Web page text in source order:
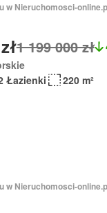
w Nieruchomosci-
1 199 000 zł
Łazienki
220 m²
w Nieruchomosci-